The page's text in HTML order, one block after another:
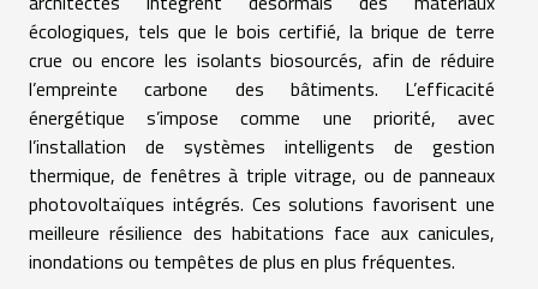
écologiques, tels que le bois certifié, la brique de terre
crue ou encore les isolants biosourcés, afin de réduire
l’empreinte carbone des bâtiments. L’efficacité
énergétique s’impose comme une priorité, avec
l’installation de systèmes intelligents de gestion
thermique, de fenêtres à triple vitrage, ou de panneaux
photovoltaïques intégrés. Ces solutions favorisent une
meilleure résilience des habitations face aux canicules,
inondations ou tempêtes de plus en plus fréquentes.